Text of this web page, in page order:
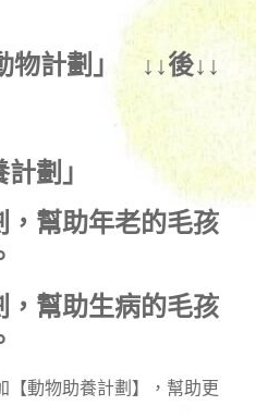
物計劃 」 ↓↓後↓↓
劃」
，幫助年老的毛孩
，幫助生病的毛孩
【動物助養計劃】，幫助更